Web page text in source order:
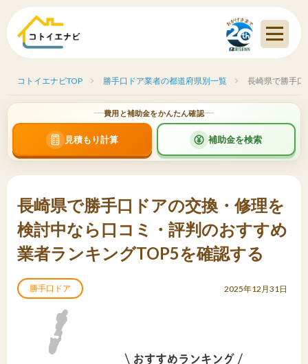
コトイエナビTOP 勝手口ドア業者の都道府県別一覧 長崎県で勝手口
費用と補助金をかんたん確認
見積もり計算 補助金を検索
長崎県で勝手口ドアの交換・修理を
検討中なら口コミ・評判のおすすめ
業者ランキングTOP5を確認する
勝手口ドア 2025年12月31日